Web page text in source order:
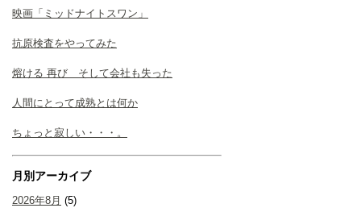
映画「ミッドナイトスワン」
抗原検査をやってみた
熔ける 再び そして会社も失った
人間にとって成熟とは何か
ちょっと寂しい・・・。
月別アーカイブ
2026年8月 (5)